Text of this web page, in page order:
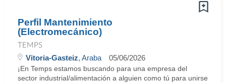
Perfil Mantenimiento
(Electromecánico)
TEMPS
Vitoria-Gasteiz, Araba 05/06/2026
¡En Temps estamos buscando para una empresa del
sector industrial/alimentación a alguien como tú para unirse